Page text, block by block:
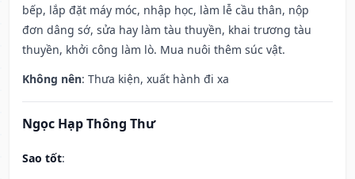
bếp, lắp đặt máy móc, nhập học, làm lễ cầu thân, nộp
đơn dâng sớ, sửa hay làm tàu thuyền, khai trương tàu
thuyền, khởi công làm lò. Mua nuôi thêm súc vật.
Không nên: Thưa kiện, xuất hành đi xa
Ngọc Hạp Thông Thư
Sao tốt: